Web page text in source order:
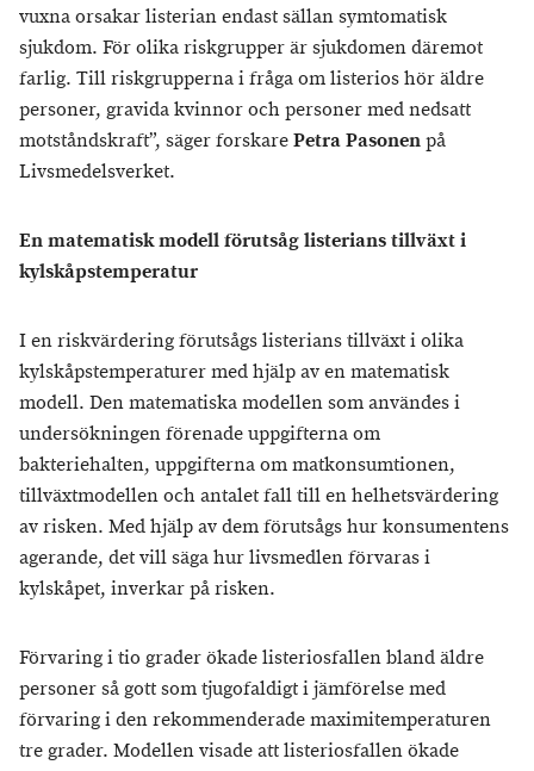
vuxna orsakar listerian endast sällan symtomatisk
sjukdom. För olika riskgrupper är sjukdomen däremot
farlig. Till riskgrupperna i fråga om listerios hör äldre
personer, gravida kvinnor och personer med nedsatt
motståndskraft”, säger forskarePetra Pasonenpå
Livsmedelsverket.
En matematisk modell förutsåg listerians tillväxt i
kylskåpstemperatur
I en riskvärdering förutsågs listerians tillväxt i olika
kylskåpstemperaturer med hjälp av en matematisk
modell. Den matematiska modellen som användes i
undersökningen förenade uppgifterna om
bakteriehalten, uppgifterna om matkonsumtionen,
tillväxtmodellen och antalet fall till en helhetsvärdering
av risken. Med hjälp av dem förutsågs hur konsumentens
agerande, det vill säga hur livsmedlen förvaras i
kylskåpet, inverkar på risken.
Förvaring i tio grader ökade listeriosfallen bland äldre
personer så gott som tjugofaldigt i jämförelse med
förvaring i den rekommenderade maximitemperaturen
tre grader. Modellen visade att listeriosfallen ökade